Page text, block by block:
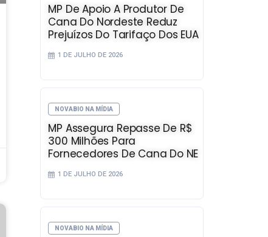
MP De Apoio A Produtor De
Cana Do Nordeste Reduz
Prejuízos Do Tarifaço Dos EUA
1 DE JULHO DE 2026
NOVABIO NA MÍDIA
MP Assegura Repasse De R$
300 Milhões Para
Fornecedores De Cana Do NE
1 DE JULHO DE 2026
NOVABIO NA MÍDIA